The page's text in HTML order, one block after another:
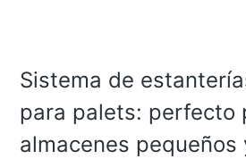
Sistema de
para palets: perfecto
almacenes pequeños